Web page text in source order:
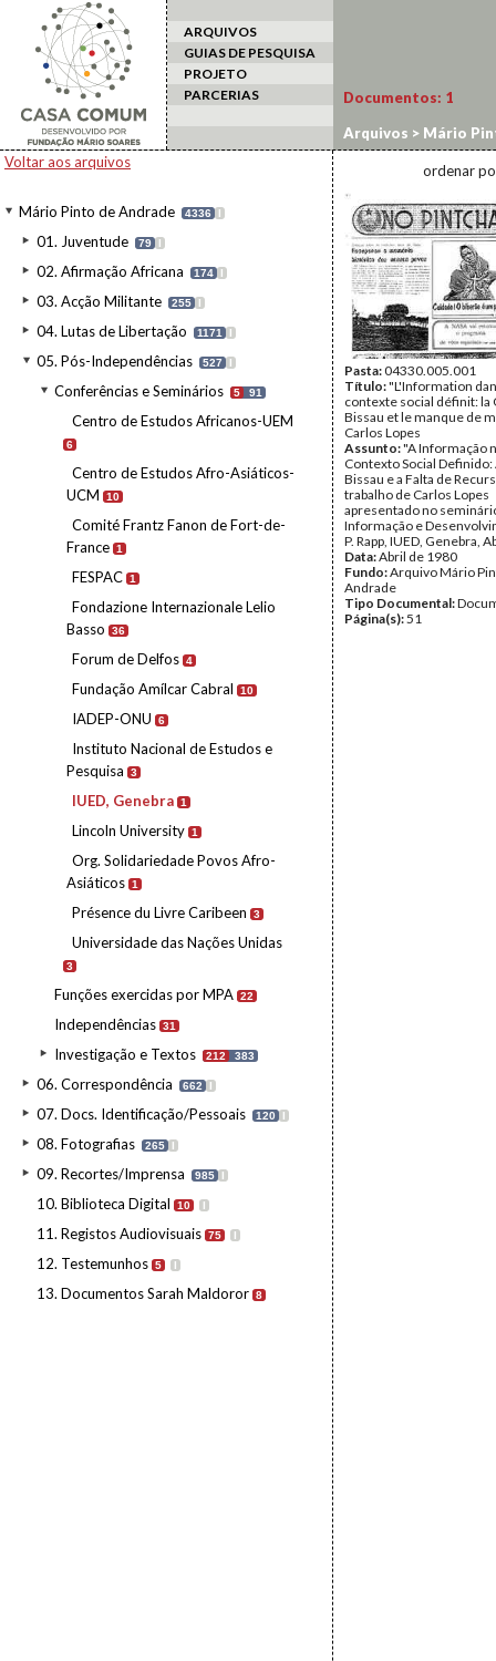
ARQUIVOS
GUIAS DE PESQUISA
PROJETO
PARCERIAS
Voltar aos arquivos
Mário Pinto de Andrade 4336 I
01. Juventude 79 I
02. Afirmação Africana 174 I
03. Acção Militante 255 I
04. Lutas de Libertação 1171 I
05. Pós-Independências 527 I
Conferências e Seminários 5 91
Centro de Estudos Africanos-UEM
6
Centro de Estudos Afro-Asiáticos-
UCM
10
Comité Frantz Fanon de Fort-de-
France 1
FESPAC 1
Fondazione Internazionale Lelio
Basso
36
Forum de Delfos 4
Fundação Amílcar Cabral 10
IADEP-ONU 6
Instituto Nacional de Estudos e
Pesquisa
3
IUED, Genebra 1
Lincoln University 1
Org. Solidariedade Povos Afro-
Asiáticos 1
Présence du Livre Caribeen 3
Universidade das Nações Unidas
3
Funções exercidas por MPA 22
Independências 31
Investigação e Textos 212 383
06. Correspondência 662 I
07. Docs. Identificação/Pessoais 120 I
08. Fotografias 265 I
09. Recortes/Imprensa 985 I
10. Biblioteca Digital 10 I
11. Registos Audiovisuais 75 I
12. Testemunhos 5 I
13. Documentos Sarah Maldoror 8
Documentos: 1
Arquivos > Mário
Genebra
ordenar
Pasta:04330.005.001
Título:"L'Information
contexte social définit: la
Bissau et le manque de
Carlos Lopes
Assunto:"A Informação
Contexto Social Definido:
Bissau e a Falta de
trabalho de Carlos Lopes
apresentado no
Informação e
P. Rapp, IUED, Genebra,
Data:Abril de 1980
Fundo:Arquivo Mário
Andrade
Tipo Documental:
Página(s):51